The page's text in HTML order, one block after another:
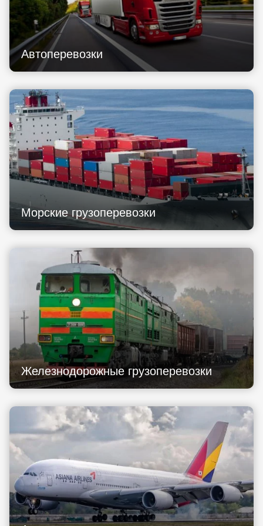
Автоперевозки
Морские грузоперевозки
Железнодорожные грузоперевозки